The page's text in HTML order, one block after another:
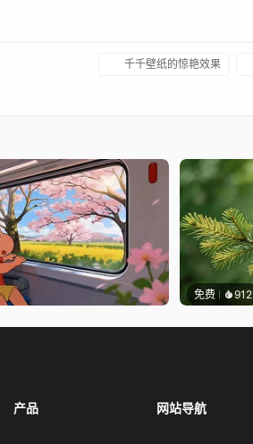
千千壁纸的惊艳效果
免费 912
产品 网站导航